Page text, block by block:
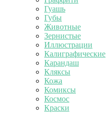
Гуашь
Губы
Животные
Зернистые
Иллюстрации
Калиграфические
Карандаш
Кляксы
Кожа
Комиксы
Космос
Краски